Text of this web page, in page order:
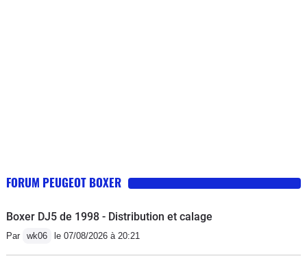
FORUM PEUGEOT BOXER
Boxer DJ5 de 1998 - Distribution et calage
Par wk06 le 07/08/2026 à 20:21